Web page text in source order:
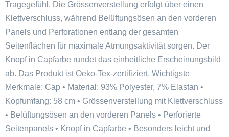
Tragegefühl. Die Grössenverstellung erfolgt über einen
Klettverschluss, während Belüftungsösen an den vorderen
Panels und Perforationen entlang der gesamten
Seitenflächen für maximale Atmungsaktivität sorgen. Der
Knopf in Capfarbe rundet das einheitliche Erscheinungsbild
ab. Das Produkt ist Oeko-Tex-zertifiziert. Wichtigste
Merkmale: Cap • Material: 93% Polyester, 7% Elastan •
Kopfumfang: 58 cm • Grössenverstellung mit Klettverschluss
• Belüftungsösen an den vorderen Panels • Perforierte
Seitenpanels • Knopf in Capfarbe • Besonders leicht und